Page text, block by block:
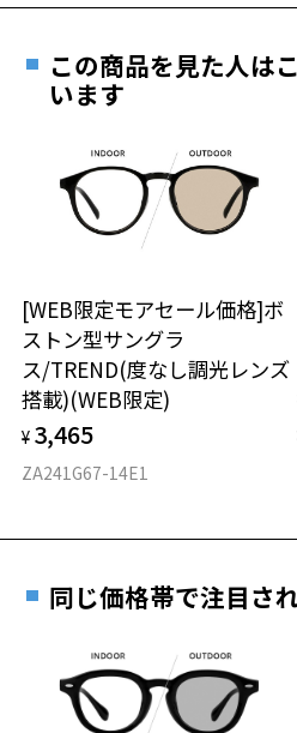
Zoff UV CLEAR SUNGLASSES
【使用上の注意】
因となります。炎天下の車内や砂浜
■傷をつけるような金属と一緒にしま
レンズ枠の材質：プラスチック(塗装)
テンプルの材質：ニッケル合金(塗装)
可視光線透過率：95%
紫外線透過率：0.1%以下
株式会社インターメスティック
ゾフ・カスタマーサポート
※サングラスの度付きは追加料金がか
※度付きにした場合、元々のレンズ機
レンズの種類、機能を再度お選びくだ
＜実店舗でサングラスまたはパッケ
仕上がり寸法
D 仕上がりの横幅：約138mm
E 仕上がりの縦幅：約49mm
※メガネ：デモレンズを外した重さ
タイプ
安心1 フレーム１年間品
日または発送日より１年間
きます。
※保証期間内に交換が行われた場合
延長されません。
安心2 視力測定無料
視力の変化を早めに発見す
力測定をおすすめいたしま
安心3 かかり具合調整無
もっと見る
ご希望のお客さまは、「レンズ
最寄りのZoff実店舗にてレンズ
※サングラスやパッケージ品では
談ください。
オンラインストアでフレームの
実店舗で度付きにできます
ご購入時に「レンズ交換券」を
度数を測定のうえ、度付きレンズ
料交換いただけます。
詳しくはこちら
その際は記入用紙をダウンロー
ダウンロ
この商品を見た人は
います
[WEB限定モアセール価格]ボ
ストン型サングラ
ス/TREND(度なし調光レンズ
搭載)(WEB限定)
¥ 3,465
ZA241G67-14E1
同じ価格帯で注目さ